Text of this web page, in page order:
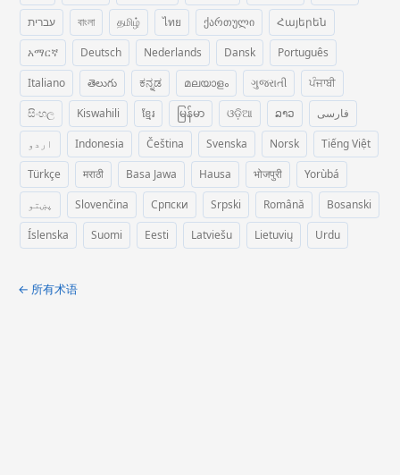
עברית
বাংলা தமிழ் ไทย ქართული
Հայերեն
አማርኛ
Deutsch Nederlands Dansk
Português
Italiano
తెలుగు ಕನ್ನಡ മലയാളം ગુજરાતી
ਪੰਜਾਬੀ
සිංහල
Kiswahili ខ្មែរ မြန်မာ ଓଡ଼ିଆ ລາວ
فارسی
اردو
Indonesia Čeština Svenska Norsk
Tiếng Việt
Türkçe
मराठी Basa Jawa Hausa भोजपुरी
Yorùbá
پښتو
Slovenčina Српски Srpski Română
Bosanski
Íslenska
Suomi Eesti Latviešu Lietuvių Urdu
← 所有术语